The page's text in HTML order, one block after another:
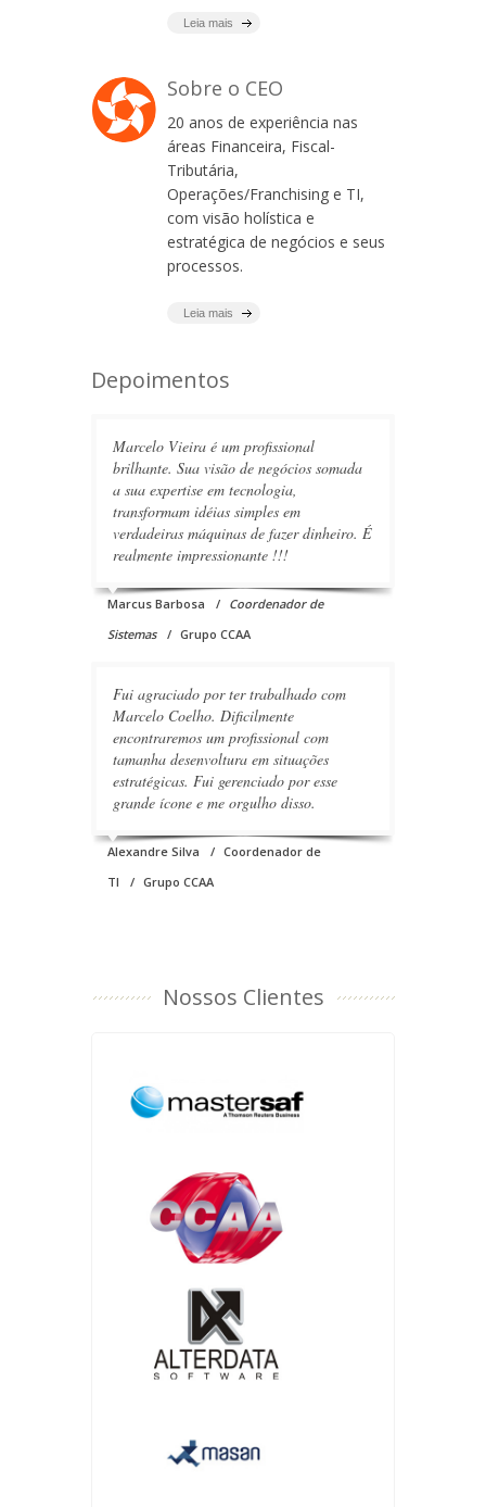
Leia mais
Sobre o CEO
20 anos de experiência nas
áreas Financeira, Fiscal-
Tributária,
Operações/Franchising e TI,
com visão holística e
estratégica de negócios e seus
processos.
Leia mais
Depoimentos
Marcelo Vieira é um profissional
brilhante. Sua visão de negócios somada
a sua expertise em tecnologia,
transformam idéias simples em
verdadeiras máquinas de fazer dinheiro. É
realmente impressionante !!!
Marcus Barbosa
Coordenador de
Sistemas
Grupo CCAA
Fui agraciado por ter trabalhado com
Marcelo Coelho. Dificilmente
encontraremos um profissional com
tamanha desenvoltura em situações
estratégicas. Fui gerenciado por esse
grande ícone e me orgulho disso.
Alexandre Silva
Coordenador de
TI
Grupo CCAA
Nossos Clientes